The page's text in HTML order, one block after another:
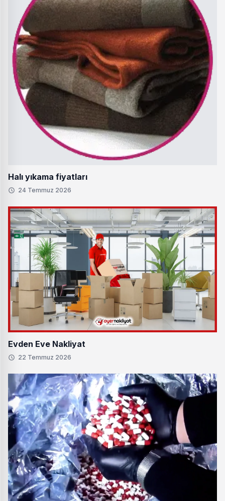
Halı yıkama fiyatları
24 Temmuz 2026
Evden Eve Nakliyat
22 Temmuz 2026